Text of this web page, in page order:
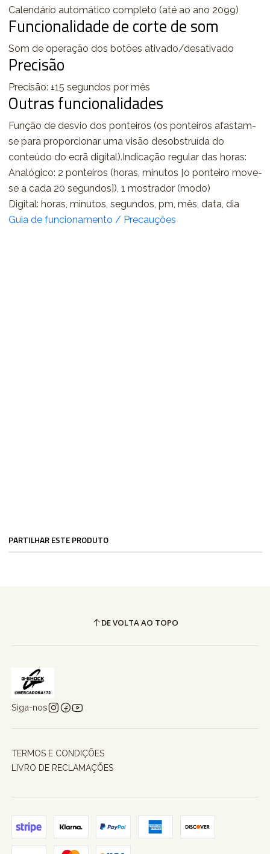
Calendário automático completo (até ao ano 2099)
Funcionalidade de corte de som
Som de operação dos botões ativado/desativado
Precisão
Precisão: ±15 segundos por mês
Outras funcionalidades
Função de desvio dos ponteiros (os ponteiros afastam-
se para proporcionar uma visão desobstruída do
conteúdo do ecrã digital).Indicação regular das horas:
Analógico: 2 ponteiros (horas, minutos [o ponteiro move-
se a cada 20 segundos]), 1 mostrador (modo)
Digital: horas, minutos, segundos, pm, mês, data, dia
Guia de funcionamento / Precauções
PARTILHAR ESTE PRODUTO
DE VOLTA AO TOPO
Siga-nos
TERMOS E CONDIÇÕES
LIVRO DE RECLAMAÇÕES